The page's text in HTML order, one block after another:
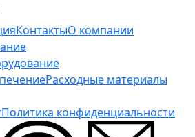
КонтактыО компании
Расходные материалы
Политика конфиденциальности